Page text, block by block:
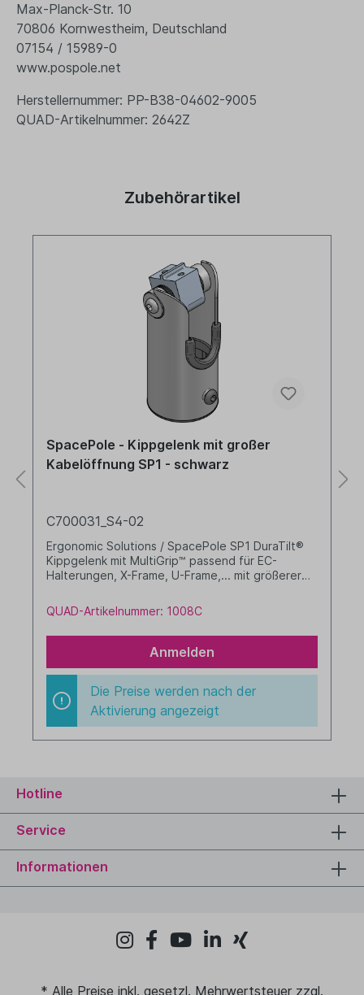
Max-Planck-Str. 10
70806 Kornwestheim, Deutschland
07154 / 15989-0
www.pospole.net
Herstellernummer: PP-B38-04602-9005
QUAD-Artikelnummer: 2642Z
Zubehörartikel
SpacePole - Kippgelenk mit großer
Kabelöffnung SP1 - schwarz
C700031_S4-02
Ergonomic Solutions / SpacePole SP1 DuraTilt®
Kippgelenk mit MultiGrip™ passend für EC-
Halterungen, X-Frame, U-Frame,... mit größerer
QUAD-Artikelnummer: 1008C
Anmelden
Die Preise werden nach der
Aktivierung angezeigt
Hotline
Service
Informationen
* Alle Preise inkl. gesetzl. Mehrwertsteuer zzgl.